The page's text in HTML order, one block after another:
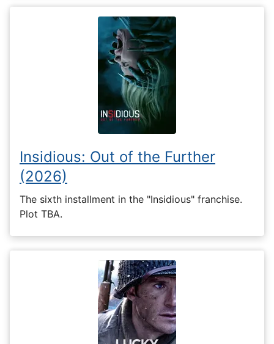
Insidious: Out of the Further
(2026)
The sixth installment in the "Insidious" franchise.
Plot TBA.